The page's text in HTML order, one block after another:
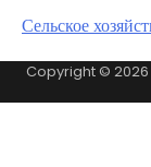
Сельское
Copyright © 2026